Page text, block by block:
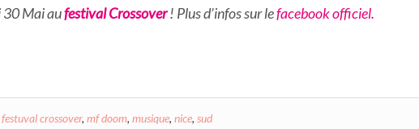
30 Mai aufestival Crossover! Plus d’infos sur lefacebook officiel.
festuval crossover, mf doom, musique, nice, sud